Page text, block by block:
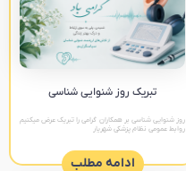
تبریک روز شنوایی شناسی
روز شنوایی شناسی بر همکاران گرامی را تبریک عرض میکنیم
روابط عمومی نظام پزشکی شهریار
ادامه مطلب